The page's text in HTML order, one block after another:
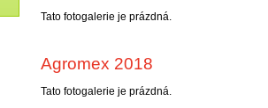
Tato fotogalerie je prázdná.
Agromex 2018
Tato fotogalerie je prázdná.